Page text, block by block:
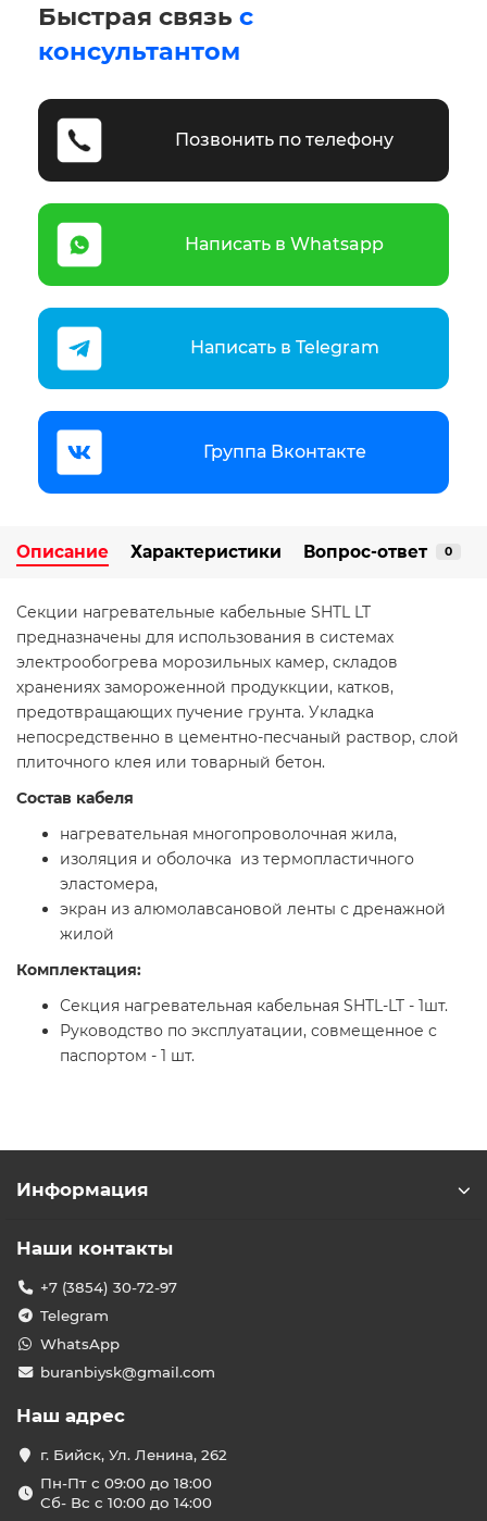
Быстрая связь с
консультантом
Позвонить по телефону
Написать в Whatsapp
Написать в Telegram
Группа Вконтакте
Описание Характеристики Вопрос-ответ 0
Секции нагревательные кабельные SHTL LT
предназначены для использования в системах
электрообогрева морозильных камер, складов
хранениях замороженной продуккции, катков,
предотвращающих пучение грунта. Укладка
непосредственно в цементно-песчаный раствор, слой
плиточного клея или товарный бетон.
Состав кабеля
нагревательная многопроволочная жила,
изоляция и оболочка из термопластичного
эластомера,
экран из алюмолавсановой ленты с дренажной
жилой
Комплектация:
Секция нагревательная кабельная SHTL-LT - 1шт.
Руководство по эксплуатации, совмещенное с
паспортом - 1 шт.
Информация
Наши контакты
+7 (3854) 30-72-97
Telegram
WhatsApp
buranbiysk@gmail.com
Наш адрес
г. Бийск, Ул. Ленина, 262
Пн-Пт с 09:00 до 18:00
Сб- Вс с 10:00 до 14:00